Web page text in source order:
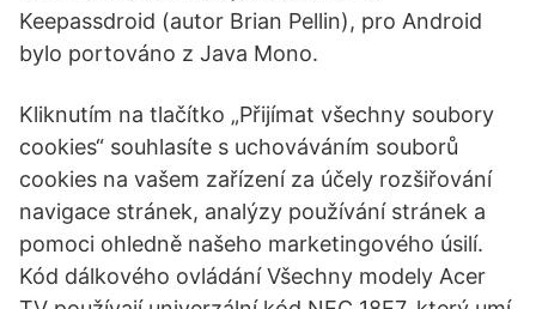
Keepassdroid (autor Brian Pellin), pro Android
bylo portováno z Java Mono.
Kliknutím na tlačítko „Přijímat všechny soubory
cookies“ souhlasíte s uchováváním souborů
cookies na vašem zařízení za účely rozšiřování
navigace stránek, analýzy používání stránek a
pomoci ohledně našeho marketingového úsilí.
Kód dálkového ovládání Všechny modely Acer